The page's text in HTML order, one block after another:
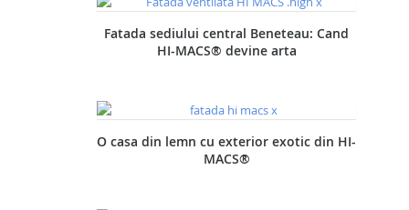
Fatada sediului central Beneteau: Cand
HI-MACS® devine arta
O casa din lemn cu exterior exotic din HI-
MACS®